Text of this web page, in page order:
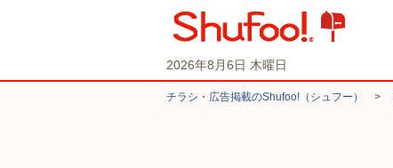
2026年8月6日 木曜日
チラシ・​広告掲載の​Shufoo!​（シュフー） >